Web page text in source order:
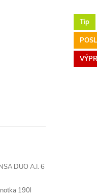
DUO A.I. 6
190l
Tip